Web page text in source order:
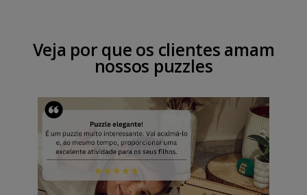
Veja por que os clientes amam
nossos puzzles